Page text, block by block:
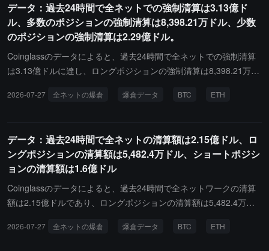
ョートポジションの清算額は5,114.8万ドルです。さらに、最近24
時間で、世界中で164,911人が清算され、最大の単一清算はHyperli
quid - XYZ:SKHX-USDで2461.39万ドルの価値がありました。
データ：過去24時間で全ネットでの強制清算は3.13億ド
ル、多数のポジションの強制清算は8,398.21万ドル、少数
のポジションの強制清算は2.29億ドル。
Coinglassのデータによると、過去24時間で全ネットでの強制清算
は3.13億ドルに達し、ロングポジションの強制清算は8,398.21万ド
で、ビットコインのロングポジションの強制清算は779.62万ドル、
ーサリアムのショートポジションの強制清算は1.13億ドルです。さ
らに、最近24時間で、世界中で91,007人が強制清算され、最大の単
一強制清算はAster - ETHUSDTで871.64万ドルの価値がありまし
た。
2026-07-27 全ネットの爆倉 爆倉データ BTC ETH
データ：過去24時間で全ネットの清算額は2.15億ドル、ロ
ングポジションの清算額は5,482.4万ドル、ショートポジシ
ョンの清算額は1.6億ドル
Coinglassのデータによると、過去24時間で全ネットワークの清算
額は2.15億ドルであり、ロングポジションの清算額は5,482.4万ド
ットコインのロングポジションの清算額は207.9万ドル、ビットコ
2026-07-27 全ネットの爆倉 爆倉データ BTC ETH